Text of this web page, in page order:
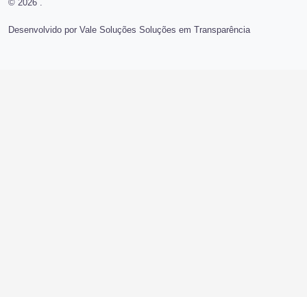
© 2026 .
Desenvolvido por Vale Soluções Soluções em Transparência